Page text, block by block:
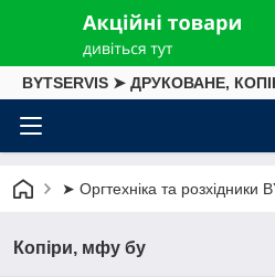
BYTSERVIS ➤ ДРУКОВАНЕ,
➤ Оргтехніка та розхідники
Копіри, мфу бу